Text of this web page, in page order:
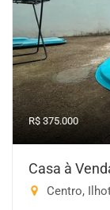
R$ 375.000
Casa à
Centro,